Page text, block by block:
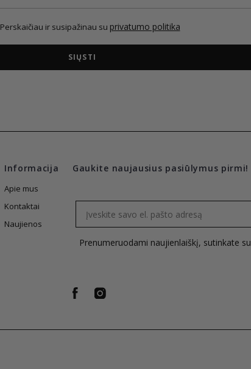
Perskaičiau ir susipažinau su privatumo politika
SIŲSTI
Informacija
Apie mus
Kontaktai
Naujienos
Gaukite naujausius pasiūlymus pirmi!
Prenumeruodami naujienlaiškį, sutinkate su